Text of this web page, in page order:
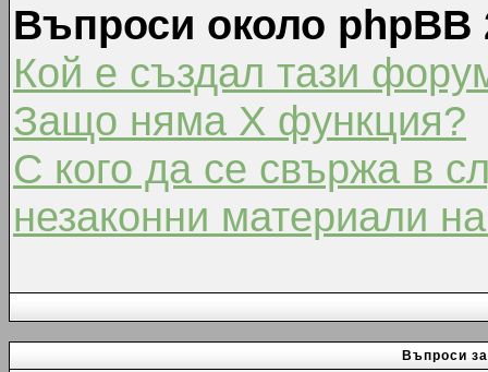
Въпроси около phpBB
Кой е създал тази
Защо няма X функция?
С кого да се свържа в
незаконни материали
Въпроси